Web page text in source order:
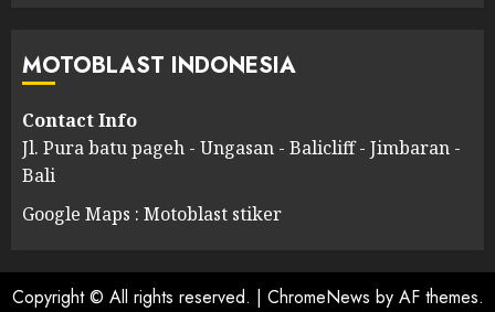
MOTOBLAST INDONESIA
Contact Info
Jl. Pura batu pageh - Ungasan - Balicliff - Jimbaran -
Bali
Google Maps : Motoblast stiker
Copyright © All rights reserved. | ChromeNews by AF themes.